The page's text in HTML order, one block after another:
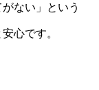
ない」という
心です。